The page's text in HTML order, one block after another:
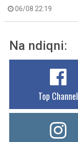
06/08 22:19
Na ndiqni:
Top Channel